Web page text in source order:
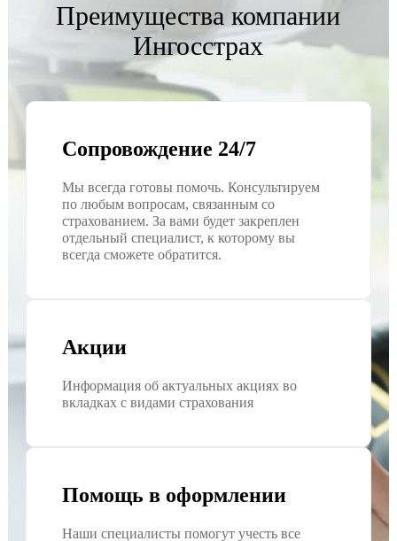
Преимущества компании
Ингосстрах
Сопровождение 24/7
Мы всегда готовы помочь. Консультируем
по любым вопросам, связанным со
страхованием. За вами будет закреплен
отдельный специалист, к которому вы
всегда сможете обратится.
Акции
Информация об актуальных акциях во
вкладках с видами страхования
Помощь в оформлении
Наши специалисты помогут учесть все